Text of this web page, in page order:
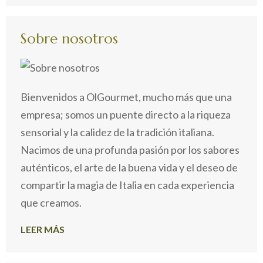
Sobre nosotros
Bienvenidos a OlGourmet, mucho más que una
empresa; somos un puente directo a la riqueza
sensorial y la calidez de la tradición italiana.
Nacimos de una profunda pasión por los sabores
auténticos, el arte de la buena vida y el deseo de
compartir la magia de Italia en cada experiencia
que creamos.
LEER MÁS